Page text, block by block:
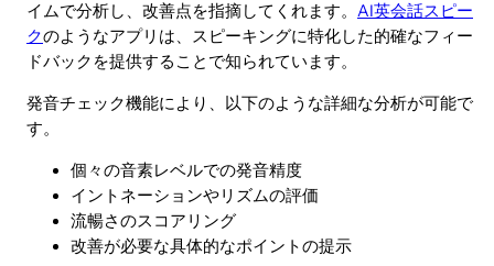
イムで分析し、改善点を指摘してくれます。 AI英会話スピー
クのようなアプリは、スピーキングに特化した的確なフィー
ドバックを提供することで知られています。
発音チェック機能により、以下のような詳細な分析が可能で
す。
個々の音素レベルでの発音精度
イントネーションやリズムの評価
流暢さのスコアリング
改善が必要な具体的なポイントの提示